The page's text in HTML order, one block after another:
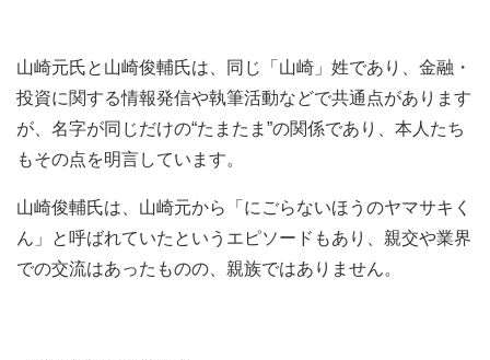
山崎元氏と山崎俊輔氏は、同じ「山崎」姓であり、金融・
投資に関する情報発信や執筆活動などで共通点があります
が、名字が同じだけの“たまたま”の関係であり、本人たち
もその点を明言しています。
山崎俊輔氏は、山崎元から「にごらないほうのヤマサキく
ん」と呼ばれていたというエピソードもあり、親交や業界
での交流はあったものの、親族ではありません。